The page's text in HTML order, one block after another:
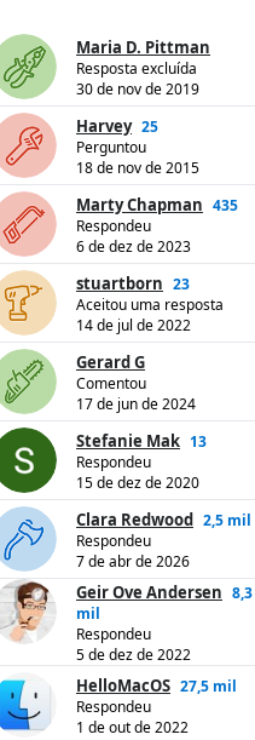
Maria D. Pittman
Resposta excluída
30 de nov de 2019
Harvey 25
Perguntou
18 de nov de 2015
Marty Chapman 435
Respondeu
6 de dez de 2023
stuartborn 23
Aceitou uma resposta
14 de jul de 2022
Gerard G
Comentou
17 de jun de 2024
Stefanie Mak 13
Respondeu
15 de dez de 2020
Clara Redwood 2,5 mil
Respondeu
7 de abr de 2026
Geir Ove Andersen 8,3
mil
Respondeu
5 de dez de 2022
HelloMacOS 27,5 mil
Respondeu
1 de out de 2022